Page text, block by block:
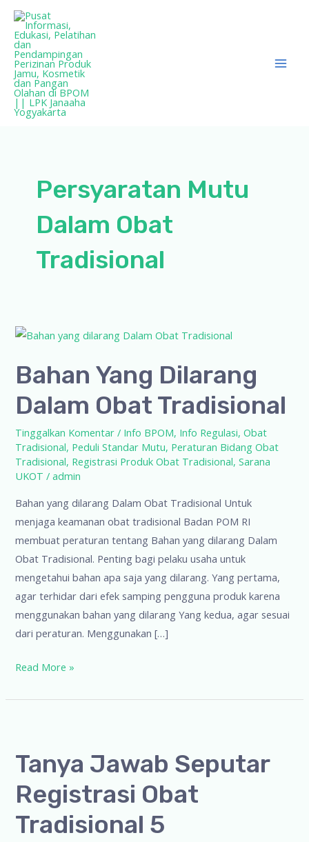
Lewati
konten
Persyaratan Mutu
Dalam Obat
Tradisional
Bahan Yang Dilarang
Dalam Obat Tradisional
Tinggalkan Komentar / Info BPOM, Info Regulasi,Obat
Tradisional, Peduli Standar Mutu, Peraturan Bidang Obat
Tradisional, Registrasi Produk Obat Tradisional,Sarana
UKOT /admin
Bahan yang dilarang Dalam Obat Tradisional Untuk
menjaga keamanan obat tradisional Badan POM RI
membuat peraturan tentang Bahan yang dilarang Dalam
Obat Tradisional. Penting bagi pelaku usaha untuk
mengetahui bahan apa saja yang dilarang. Yang pertama,
agar terhidar dari efek samping pengguna produk karena
menggunakan bahan yang dilarang Yang kedua, agar sesuai
dari peraturan. Menggunakan […]
Bahan
dilarang
Tradisional
Read More »
Tanya Jawab Seputar
Registrasi Obat
Tradisional 5